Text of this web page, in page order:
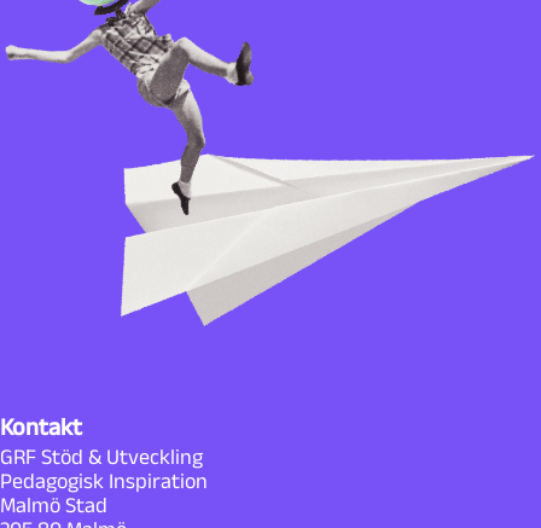
Kontakt
GRF Stöd & Utveckling
Pedagogisk Inspiration
Malmö Stad